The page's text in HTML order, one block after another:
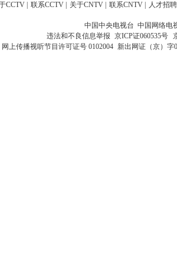
CCTV 联系CCTV 关于CNTV 联系CNTV 人才招聘
中国中央电视台 中国网络电
违法和不良信息举报 京ICP证060535号
网上传播视听节目许可证号 0102004 新出网证（京）